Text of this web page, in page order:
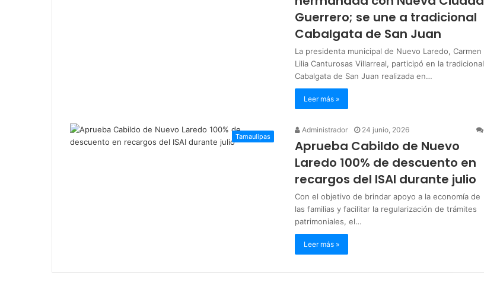
Guerrero; se une a tradicional
Cabalgata de San Juan
La presidenta municipal de Nuevo Laredo, Carmen
Lilia Canturosas Villarreal, participó en la tradicional
Cabalgata de San Juan realizada en…
Leer más »
Tamaulipas
Administrador 24 junio, 2026
Aprueba Cabildo de Nuevo
Laredo 100% de descuento en
recargos del ISAI durante julio
Con el objetivo de brindar apoyo a la economía de
las familias y facilitar la regularización de trámites
patrimoniales, el…
Leer más »